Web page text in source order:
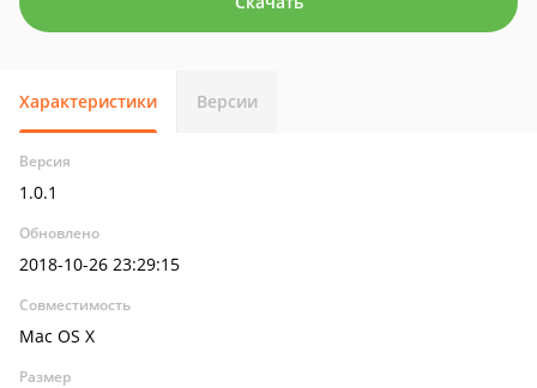
Характеристики Версии
Версия
1.0.1
Обновлено
2018-10-26 23:29:15
Совместимость
Mac OS X
Размер